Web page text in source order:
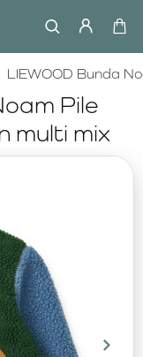
Pile
multi mix
LIEWOOD Bunda